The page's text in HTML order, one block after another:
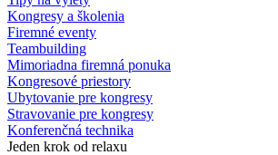
Kongresy a školenia
Firemné eventy
Teambuilding
Mimoriadna firemná ponuka
Kongresové priestory
Ubytovanie pre kongresy
Stravovanie pre kongresy
Konferenčná technika
Jeden krok od relaxu